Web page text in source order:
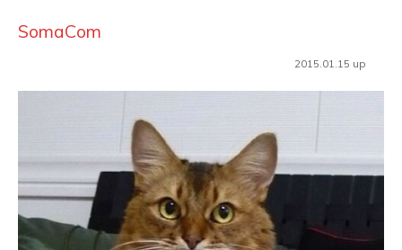
SomaCom
2015.01.15 up